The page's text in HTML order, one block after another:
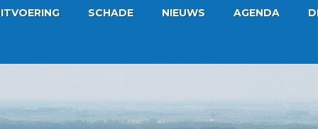
SCHADE NIEUWS AGENDA